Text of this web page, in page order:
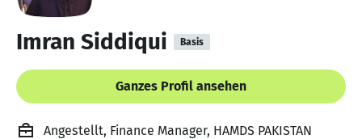
Imran Siddiqui Basis
Ganzes Profil ansehen
Angestellt, Finance Manager, HAMDS PAKISTAN